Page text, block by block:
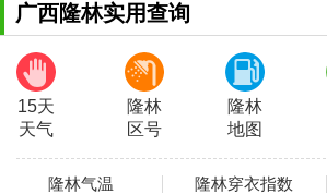
广西隆林实用查询
15天
天气
隆林
区号
隆林
地图
隆林气温 隆林穿衣指数